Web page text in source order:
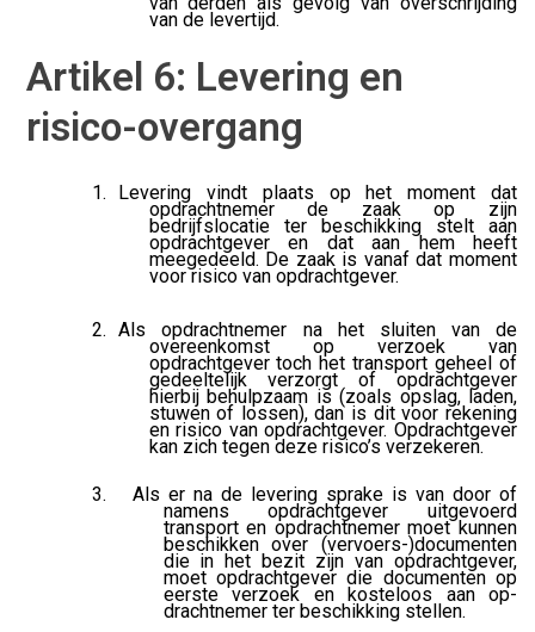
van de levertijd.
Artikel 6: Levering en
risico-overgang
Levering vindt plaats op het moment dat
opdrachtnemer de zaak op zijn
bedrijfslocatie ter beschikking stelt aan
opdrachtgever en dat aan hem heeft
meegedeeld. De zaak is vanaf dat moment
voor risico van opdrachtgever.
Als opdrachtnemer na het sluiten van de
overeenkomst op verzoek van
opdrachtgever toch het transport geheel of
gedeeltelijk verzorgt of opdrachtgever
hierbij behulpzaam is (zoals opslag, laden,
stuwen of lossen), dan is dit voor rekening
en risico van opdrachtgever. Opdrachtgever
kan zich tegen deze risico’s verzekeren.
Als er na de levering sprake is van door of
namens opdrachtgever uitgevoerd
transport en opdrachtnemer moet kunnen
beschikken over (vervoers-)documenten
die in het bezit zijn van opdrachtgever,
moet opdrachtgever die documenten op
eerste verzoek en kosteloos aan op-
drachtnemer ter beschikking stellen.